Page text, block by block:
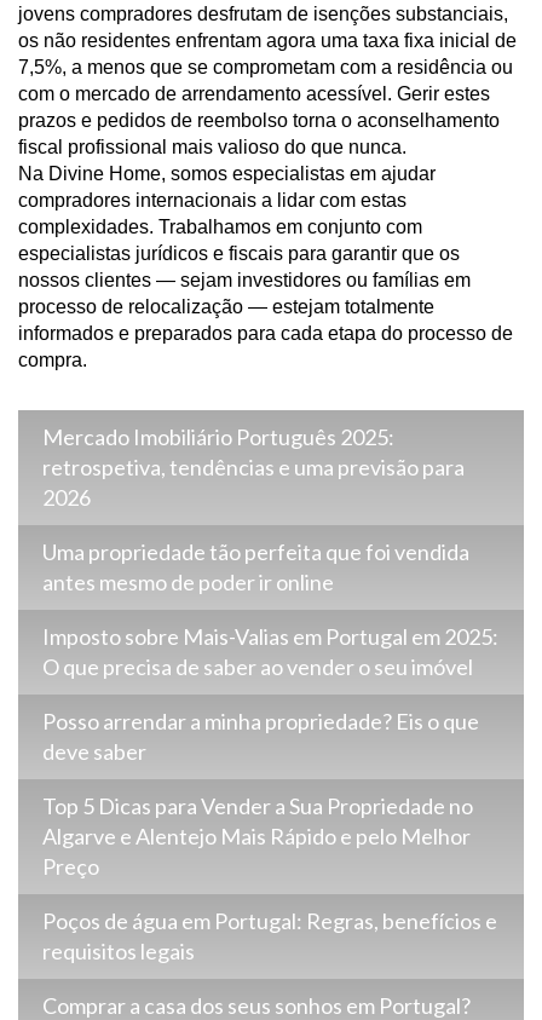
jovens compradores desfrutam de isenções substanciais,
os não residentes enfrentam agora uma taxa fixa inicial de
7,5%, a menos que se comprometam com a residência ou
com o mercado de arrendamento acessível. Gerir estes
prazos e pedidos de reembolso torna o aconselhamento
fiscal profissional mais valioso do que nunca.
Na Divine Home, somos especialistas em ajudar
compradores internacionais a lidar com estas
complexidades. Trabalhamos em conjunto com
especialistas jurídicos e fiscais para garantir que os
nossos clientes — sejam investidores ou famílias em
processo de relocalização — estejam totalmente
informados e preparados para cada etapa do processo de
compra.
Mercado Imobiliário Português 2025:
retrospetiva, tendências e uma previsão para
2026
Uma propriedade tão perfeita que foi vendida
antes mesmo de poder ir online
Imposto sobre Mais-Valias em Portugal em 2025:
O que precisa de saber ao vender o seu imóvel
Posso arrendar a minha propriedade? Eis o que
deve saber
Top 5 Dicas para Vender a Sua Propriedade no
Algarve e Alentejo Mais Rápido e pelo Melhor
Preço
Poços de água em Portugal: Regras, benefícios e
requisitos legais
Comprar a casa dos seus sonhos em Portugal?